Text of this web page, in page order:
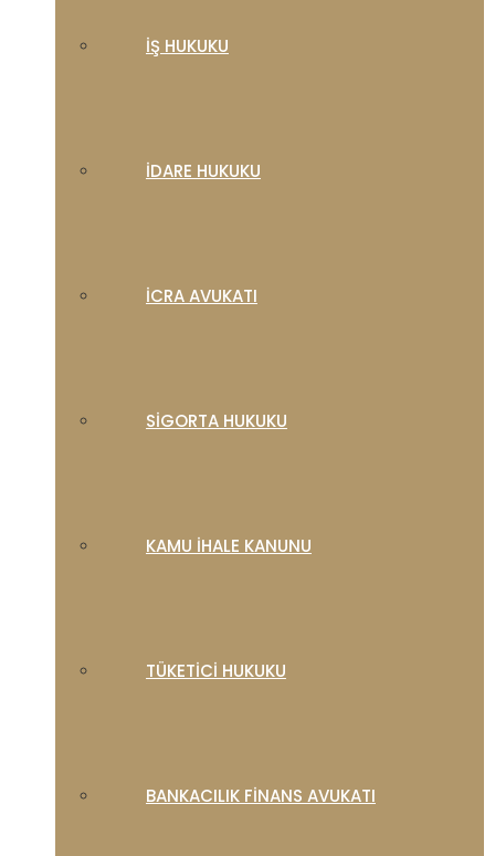
İŞ HUKUKU
İDARE HUKUKU
İCRA AVUKATI
SIGORTA HUKUKU
KAMU İHALE KANUNU
TÜKETICI HUKUKU
BANKACILIK FINANS AVUKATI